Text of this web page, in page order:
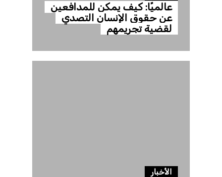
عالميًا: كيف يمكن للمدافعين
عن حقوق الإنسان التصدي
لقضية تجريمهم
الأخبار